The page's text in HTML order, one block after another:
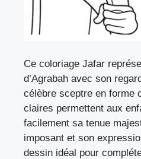
Ce coloriage Jafar
d’Agrabah avec son
célèbre sceptre en forme
claires permettent aux
facilement sa tenue
imposant et son
dessin idéal pour